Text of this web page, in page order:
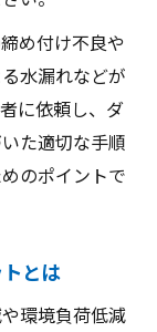
め付け不良や
水漏れなどが
に依頼し、ダ
た適切な手順
のポイントで
とは
環境負荷低減